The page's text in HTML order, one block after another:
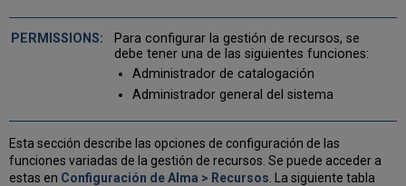
Para configurar la gestión de recursos, se
debe tener una de las siguientes funciones:
Administrador de catalogación
Administrador general del sistema
Esta sección describe las opciones de configuración de las
funciones variadas de la gestión de recursos. Se puede acceder a
estas en Configuración de Alma > Recursos . La siguiente tabla